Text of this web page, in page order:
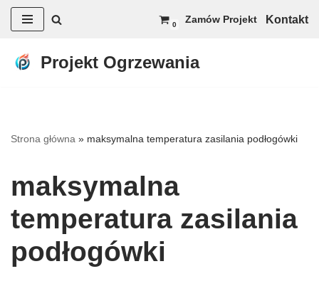
do
0 Zamów Projekt Kontakt
Projekt Ogrzewania
Strona główna » maksymalna temperatura zasilania podłogówki
maksymalna
temperatura zasilania
podłogówki